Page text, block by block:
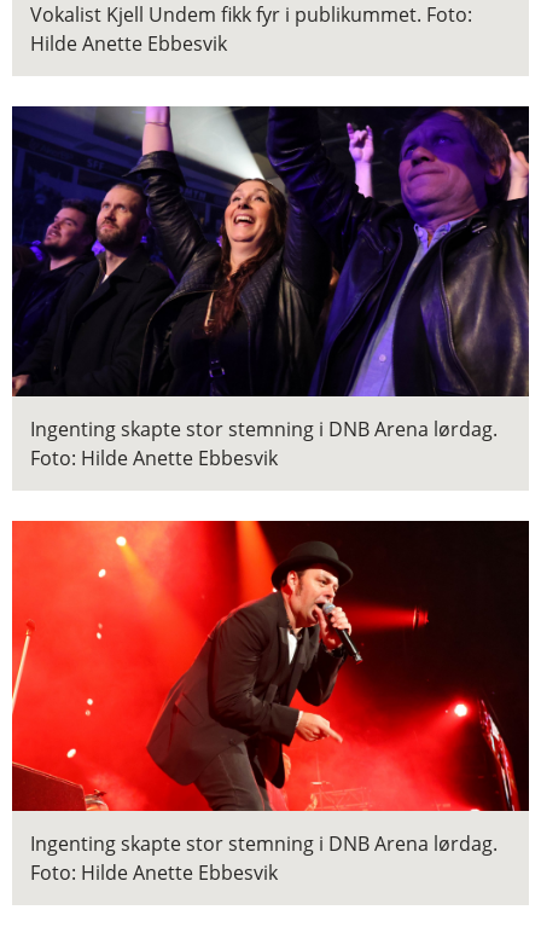
Vokalist Kjell Undem fikk fyr i publikummet. Foto:
Hilde Anette Ebbesvik
Ingenting skapte stor stemning i DNB Arena lørdag.
Foto: Hilde Anette Ebbesvik
Ingenting skapte stor stemning i DNB Arena lørdag.
Foto: Hilde Anette Ebbesvik